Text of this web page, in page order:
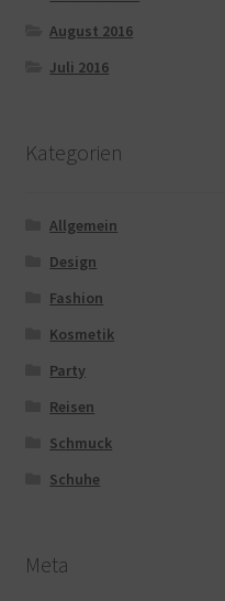
August 2016
Juli 2016
Kategorien
Allgemein
Design
Fashion
Kosmetik
Party
Reisen
Schmuck
Schuhe
Meta